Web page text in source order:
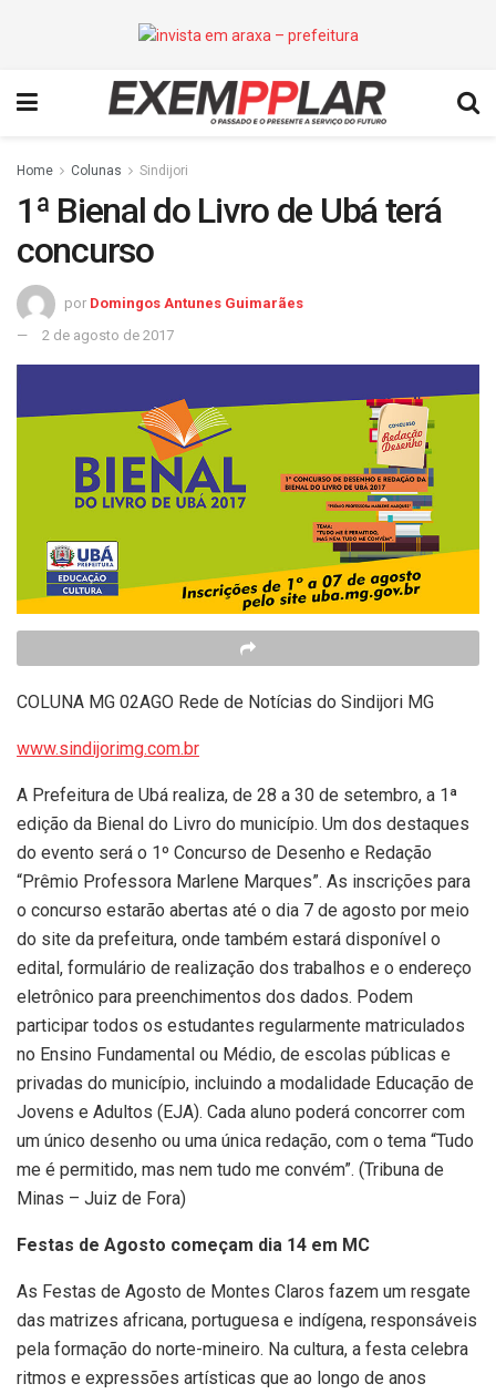
Home Colunas Sindijori
1ª Bienal do Livro de Ubá terá
concurso
por Domingos Antunes Guimarães
2 de agosto de 2017
COLUNA MG 02AGO Rede de Notícias do Sindijori MG
www.sindijorimg.com.br
A Prefeitura de Ubá realiza, de 28 a 30 de setembro, a 1ª
edição da Bienal do Livro do município. Um dos destaques
do evento será o 1º Concurso de Desenho e Redação
“Prêmio Professora Marlene Marques”. As inscrições para
o concurso estarão abertas até o dia 7 de agosto por meio
do site da prefeitura, onde também estará disponível o
edital, formulário de realização dos trabalhos e o endereço
eletrônico para preenchimentos dos dados. Podem
participar todos os estudantes regularmente matriculados
no Ensino Fundamental ou Médio, de escolas públicas e
privadas do município, incluindo a modalidade Educação de
Jovens e Adultos (EJA). Cada aluno poderá concorrer com
um único desenho ou uma única redação, com o tema “Tudo
me é permitido, mas nem tudo me convém”. (Tribuna de
Minas – Juiz de Fora)
Festas de Agosto começam dia 14 em MC
As Festas de Agosto de Montes Claros fazem um resgate
das matrizes africana, portuguesa e indígena, responsáveis
pela formação do norte-mineiro. Na cultura, a festa celebra
ritmos e expressões artísticas que ao longo de anos